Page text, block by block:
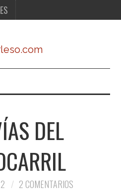
DEL
2 COMENTARIOS